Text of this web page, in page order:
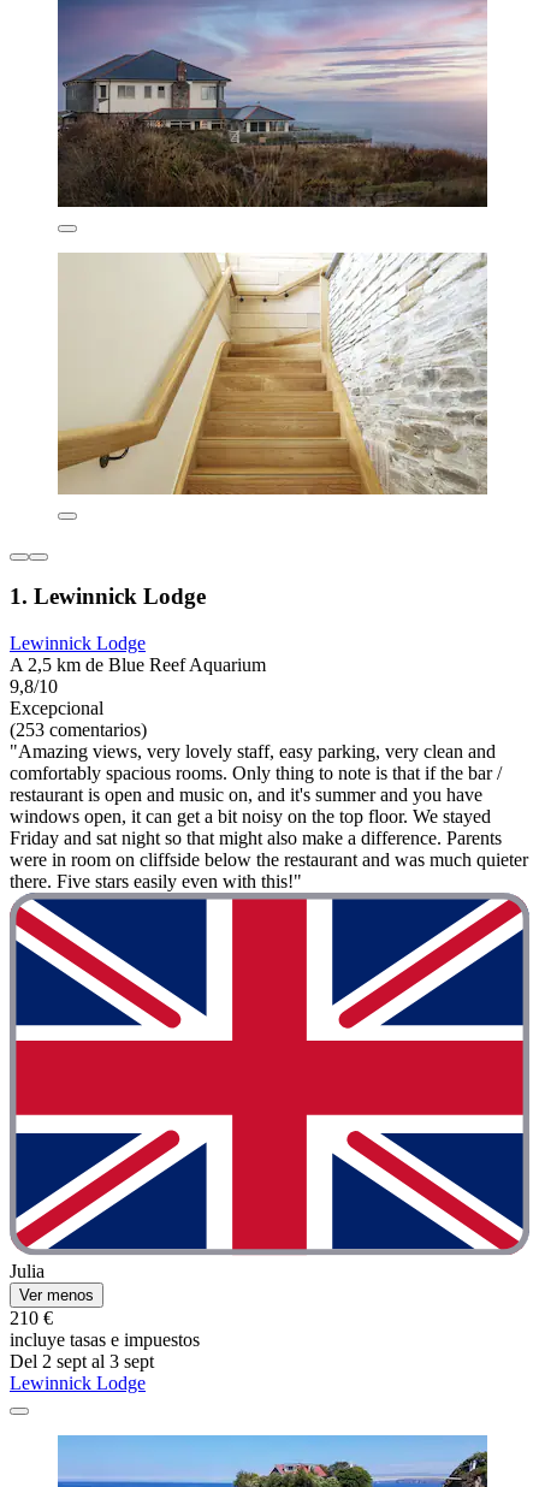
1. Lewinnick Lodge
Lewinnick Lodge
A 2,5 km de Blue Reef Aquarium
9,8/10
Excepcional
(253 comentarios)
"Amazing views, very lovely staff, easy parking, very clean and
comfortably spacious rooms. Only thing to note is that if the bar /
restaurant is open and music on, and it's summer and you have
windows open, it can get a bit noisy on the top floor. We stayed
Friday and sat night so that might also make a difference. Parents
were in room on cliffside below the restaurant and was much quieter
there. Five stars easily even with this!"
Julia
Ver menos
210 €
incluye tasas e impuestos
Del 2 sept al 3 sept
Lewinnick Lodge